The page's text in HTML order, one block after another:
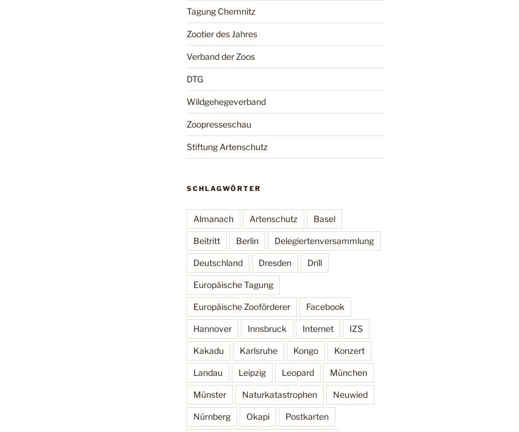
Tagung Chemnitz
Zootier des Jahres
Verband der Zoos
DTG
Wildgehegeverband
Zoopresseschau
Stiftung Artenschutz
SCHLAGWÖRTER
Almanach Artenschutz Basel
Beitritt Berlin Delegiertenversammlung
Deutschland Dresden Drill
Europäische Tagung
Europäische Zooförderer Facebook
Hannover Innsbruck Internet IZS
Kakadu Karlsruhe Kongo Konzert
Landau Leipzig Leopard München
Münster Naturkatastrophen Neuwied
Nürnberg Okapi Postkarten